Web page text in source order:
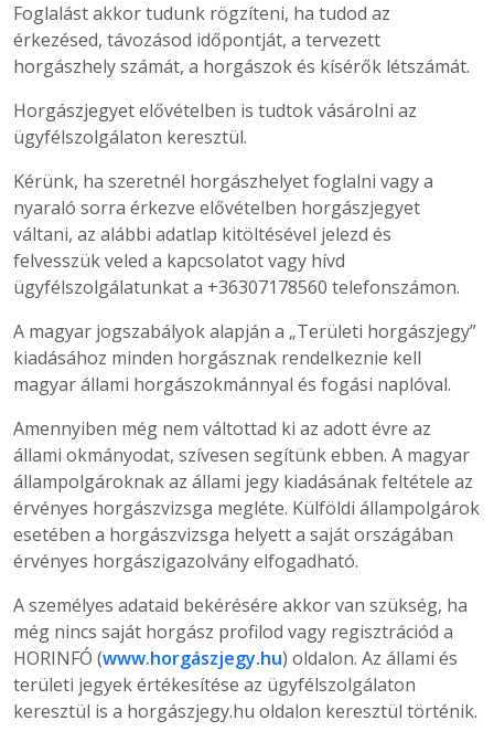
Foglalást akkor tudunk rögzíteni, ha tudod az
érkezésed, távozásod időpontját, a tervezett
horgászhely számát, a horgászok és kísérők létszámát.
Horgászjegyet elővételben is tudtok vásárolni az
ügyfélszolgálaton keresztül.
Kérünk, ha szeretnél horgászhelyet foglalni vagy a
nyaraló sorra érkezve elővételben horgászjegyet
váltani, az alábbi adatlap kitöltésével jelezd és
felvesszük veled a kapcsolatot vagy hívd
ügyfélszolgálatunkat a +36307178560 telefonszámon.
A magyar jogszabályok alapján a „Területi horgászjegy”
kiadásához minden horgásznak rendelkeznie kell
magyar állami horgászokmánnyal és fogási naplóval.
Amennyiben még nem váltottad ki az adott évre az
állami okmányodat, szívesen segítünk ebben. A magyar
állampolgároknak az állami jegy kiadásának feltétele az
érvényes horgászvizsga megléte. Külföldi állampolgárok
esetében a horgászvizsga helyett a saját országában
érvényes horgászigazolvány elfogadható.
A személyes adataid bekérésére akkor van szükség, ha
még nincs saját horgász profilod vagy regisztrációd a
HORINFÓ (www.horgászjegy.hu) oldalon. Az állami és
területi jegyek értékesítése az ügyfélszolgálaton
keresztül is a horgászjegy.hu oldalon keresztül történik.